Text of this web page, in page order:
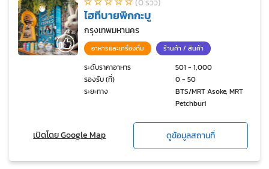
(0 รีวิว)
ไฮทีบายพิกกะบู
กรุงเทพมหานคร
อาหารและเครื่องดื่ม ร้านค้า / สินค้า
ระดับราคาอาหาร
501 - 1,000
รองรับ (ที่)
0 - 50
ระยะทาง
BTS/MRT Asoke, MRT
Petchburi
เปิดโดย Google Map ดูข้อมูลสถานที่